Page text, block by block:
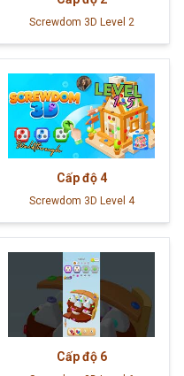
Screwdom 3D Level 2
Cấp độ 4
Screwdom 3D Level 4
Cấp độ 6